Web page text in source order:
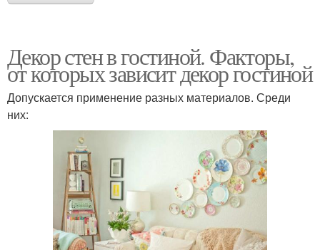
Декор стен в гостиной. Факторы,
от которых зависит декор гостиной
Допускается применение разных материалов. Среди
них: